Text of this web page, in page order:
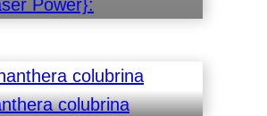
Power}:
colubrina